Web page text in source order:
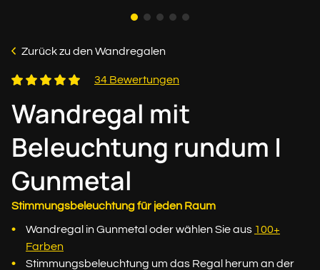
Zurück zu den Wandregalen
34 Bewertungen
Wandregal mit
Beleuchtung rundum |
Gunmetal
Stimmungsbeleuchtung für jeden Raum
Wandregal in Gunmetal oder wählen Sie aus 100+
Farben
Stimmungsbeleuchtung um das Regal herum an der